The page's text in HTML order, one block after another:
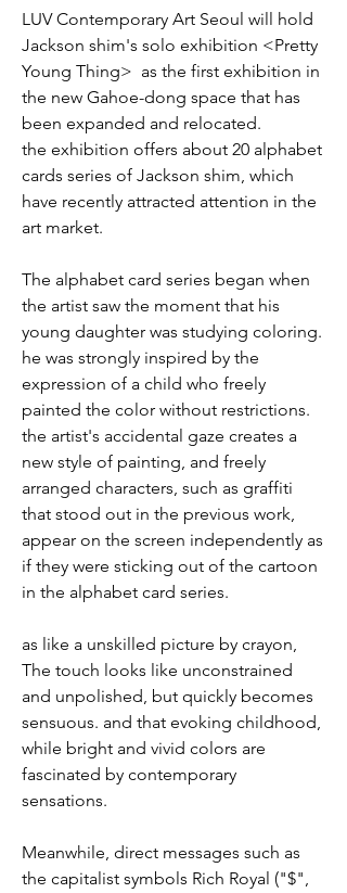
LUV Contemporary Art Seoul will hold
Jackson shim's solo exhibition <Pretty
Young Thing>  as the first exhibition in
the new Gahoe-dong space that has
been expanded and relocated.
the exhibition offers about 20 alphabet
cards series of Jackson shim, which
have recently attracted attention in the
art market.
The alphabet card series began when
the artist saw the moment that his
young daughter was studying coloring.
he was strongly inspired by the
expression of a child who freely
painted the color without restrictions.
the artist's accidental gaze creates a
new style of painting, and freely
arranged characters, such as graffiti
that stood out in the previous work,
appear on the screen independently as
if they were sticking out of the cartoon
in the alphabet card series.
as like a unskilled picture by crayon,
The touch looks like unconstrained
and unpolished, but quickly becomes
sensuous. and that evoking childhood,
while bright and vivid colors are
fascinated by contemporary
sensations.
Meanwhile, direct messages such as
the capitalist symbols Rich Royal ("$",